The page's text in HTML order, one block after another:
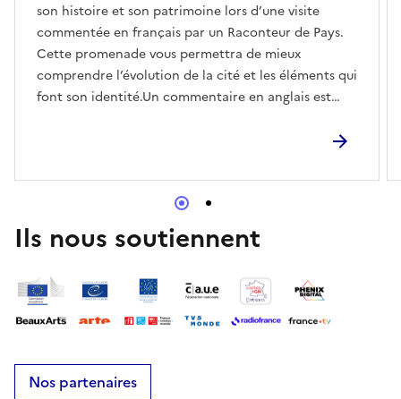
son histoire et son patrimoine lors d’une visite
commentée en français par un Raconteur de Pays.
Cette promenade vous permettra de mieux
comprendre l’évolution de la cité et les éléments qui
font son identité.Un commentaire en anglais est
Ils nous soutiennent
Nos partenaires